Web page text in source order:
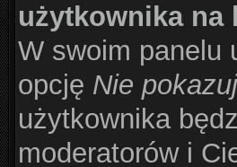
użytkownika
W swoim panelu
opcję Nie
użytkownika
moderatorów i